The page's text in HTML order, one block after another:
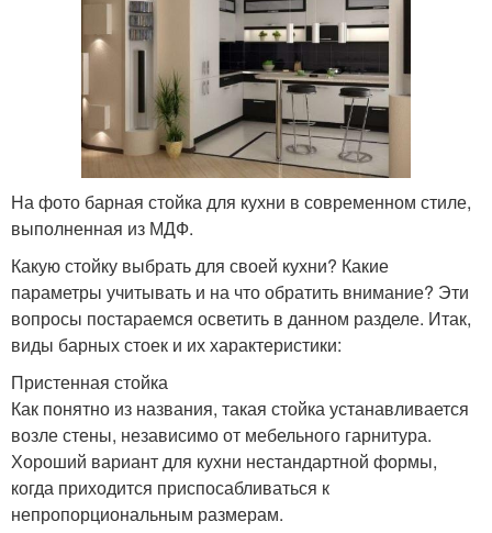
На фото барная стойка для кухни в современном стиле,
выполненная из МДФ.
Какую стойку выбрать для своей кухни? Какие
параметры учитывать и на что обратить внимание? Эти
вопросы постараемся осветить в данном разделе. Итак,
виды барных стоек и их характеристики:
Пристенная стойка
Как понятно из названия, такая стойка устанавливается
возле стены, независимо от мебельного гарнитура.
Хороший вариант для кухни нестандартной формы,
когда приходится приспосабливаться к
непропорциональным размерам.